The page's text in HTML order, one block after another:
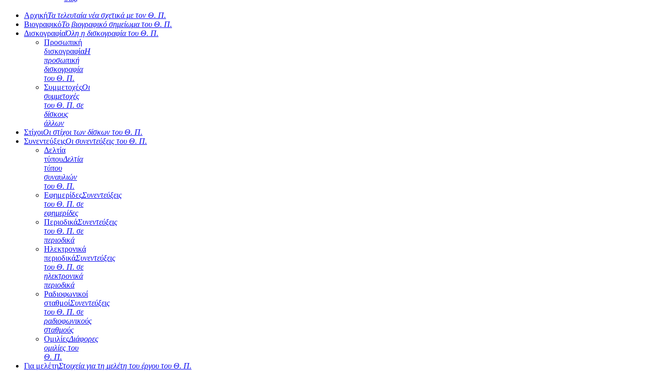
ΑρχικήΤα τελευταία νέα σχετικά με τον Θ. Π.
ΒιογραφικόΤο βιογραφικό σημείωμα του Θ. Π.
ΔισκογραφίαΌλη η δισκογραφία του Θ. Π.
Προσωπική
δισκογραφίαΗ
προσωπική
δισκογραφία
του Θ. Π.
ΣυμμετοχέςΟι
συμμετοχές
του Θ. Π. σε
δίσκους
άλλων
ΣτίχοιΟι στίχοι των δίσκων του Θ. Π.
ΣυνεντεύξειςΟι συνεντεύξεις του Θ. Π.
Δελτία
τύπουΔελτία
τύπου
συναυλιών
του Θ. Π.
ΕφημερίδεςΣυνεντεύξεις
του Θ. Π. σε
εφημερίδες
ΠεριοδικάΣυνεντεύξεις
του Θ. Π. σε
περιοδικά
Ηλεκτρονικά
περιοδικάΣυνεντεύξεις
του Θ. Π. σε
ηλεκτρονικά
περιοδικά
Ραδιοφωνικοί
σταθμοίΣυνεντεύξεις
του Θ. Π. σε
ραδιοφωνικούς
σταθμούς
ΟμιλίεςΔιάφορες
ομιλίες του
Θ. Π.
Για μελέτηΣτοιχεία για τη μελέτη του έργου του Θ. Π.